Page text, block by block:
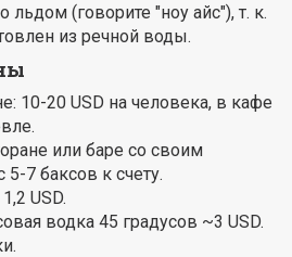
льдом (говорите "ноу айс"), т. к.
из речной воды.
10-20 USD на человека, в кафе
или баре со своим
7 баксов к счету.
USD.
водка 45 градусов ~3 USD.